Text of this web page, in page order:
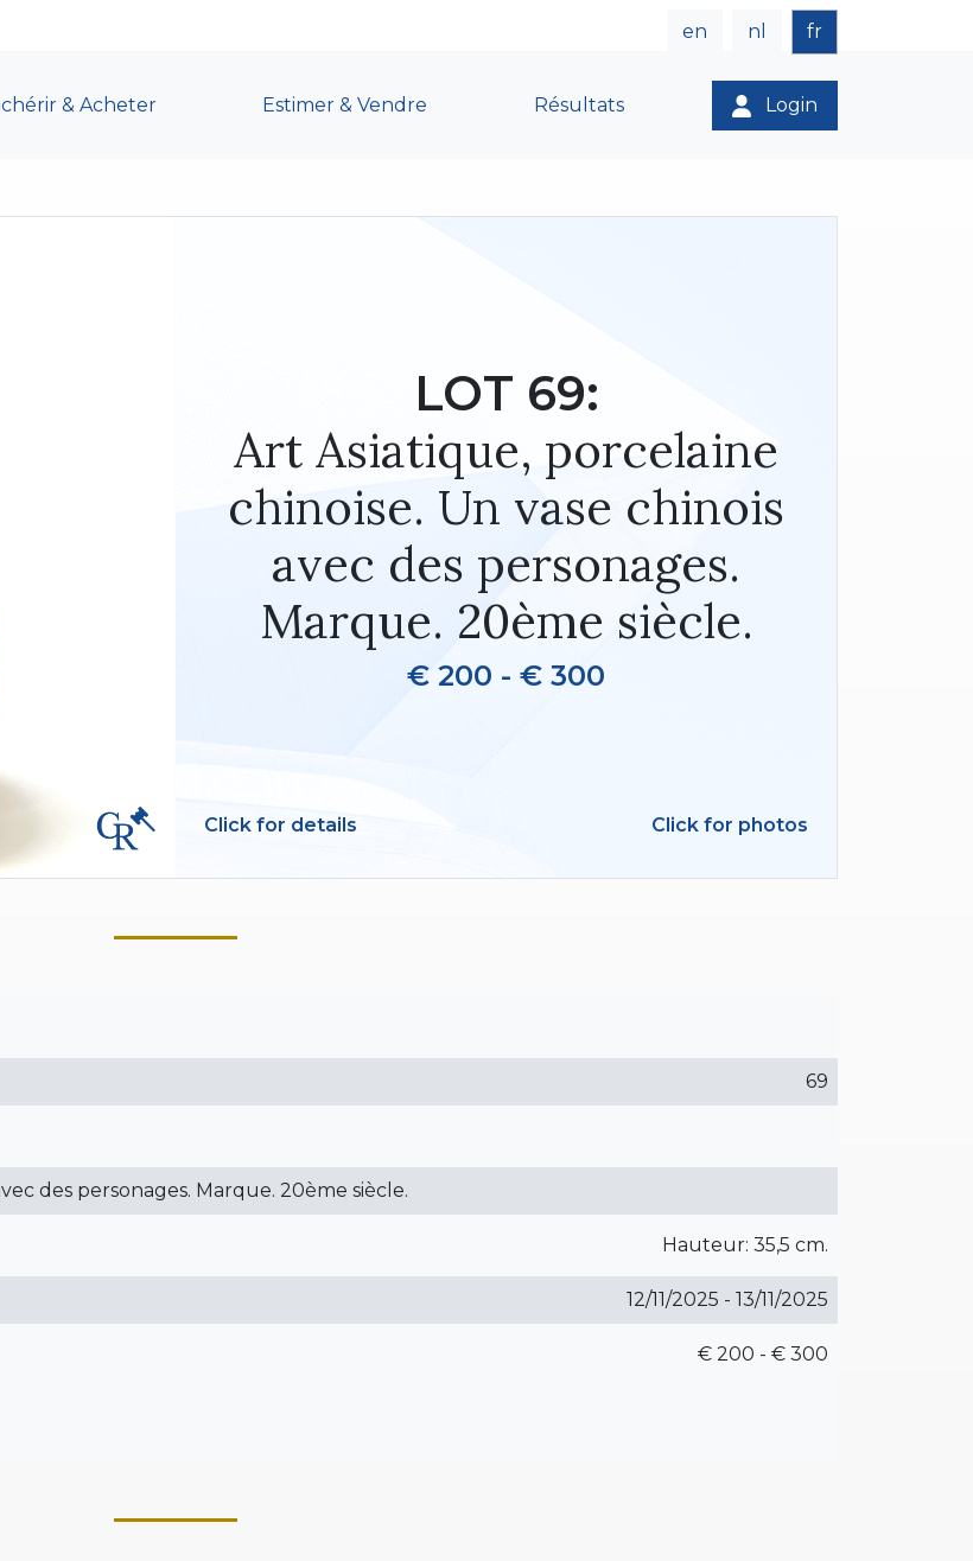
en nl fr
& Acheter Estimer & Vendre Résultats Login
LOT 69:
Art Asiatique, porcelaine
chinoise. Un vase chinois
avec des personages.
Marque. 20ème siècle.
€ 200 - € 300
Click for details Click for photos
69
des personages. Marque. 20ème siècle.
Hauteur: 35,5 cm.
12/11/2025 - 13/11/2025
€ 200 - € 300